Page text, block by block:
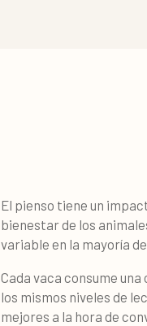
El pienso tiene un
bienestar de los
variable en la mayoría
Cada vaca consume
los mismos niveles de
mejores a la hora de